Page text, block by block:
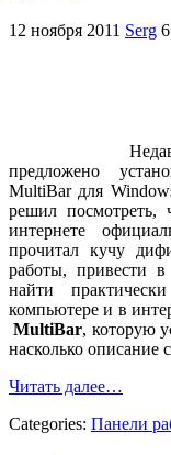
12 ноября 2011 Serg
предложено
MultiBar для
решил посмотреть,
интернете
прочитал кучу
работы, привести
найти
компьютере и в
MultiBar, которую
насколько описание
Читать далее…
Categories: Панели